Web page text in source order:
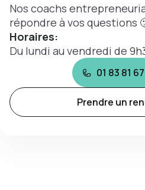
Nos coachs
répondre à vos questions
Horaires:
Du lundi au vendredi de
01 83 81
Prendre un